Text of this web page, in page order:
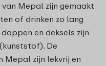
Mepal zijn gemaakt
of drinken zo lang
en deksels zijn
De
Mepal zijn lekvrij en